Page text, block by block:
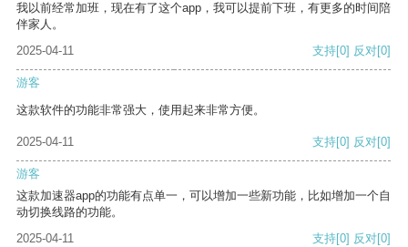
我以前经常加班，现在有了这个app，我可以提前下班，有更多的时间陪
伴家人。
2025-04-11
支持[0] 反对[0]
游客
这款软件的功能非常强大，使用起来非常方便。
2025-04-11 支持[0] 反对[0]
游客
这款加速器app的功能有点单一，可以增加一些新功能，比如增加一个自
动切换线路的功能。
2025-04-11
支持[0] 反对[0]